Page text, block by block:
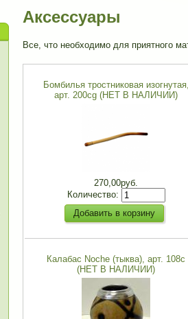
Аксессуары
Все, что необходимо для приятного
Бомбилья тростниковая изогнутая,
арт. 200cg (НЕТ В НАЛИЧИИ)
270,00руб.
Количество:
Калабас Noche (тыква), арт. 108с
(НЕТ В НАЛИЧИИ)